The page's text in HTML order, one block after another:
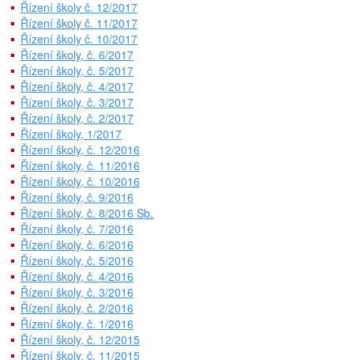
Řízení školy č. 12/2017
Řízení školy č. 11/2017
Řízení školy č. 10/2017
Řízení školy, č. 6/2017
Řízení školy, č. 5/2017
Řízení školy, č. 4/2017
Řízení školy, č. 3/2017
Řízení školy, č. 2/2017
Řízení školy, 1/2017
Řízení školy, č. 12/2016
Řízení školy, č. 11/2016
Řízení školy, č. 10/2016
Řízení školy, č. 9/2016
Řízení školy, č. 8/2016 Sb.
Řízení školy, č. 7/2016
Řízení školy, č. 6/2016
Řízení školy, č. 5/2016
Řízení školy, č. 4/2016
Řízení školy, č. 3/2016
Řízení školy, č. 2/2016
Řízení školy, č. 1/2016
Řízení školy, č. 12/2015
Řízení školy, č. 11/2015